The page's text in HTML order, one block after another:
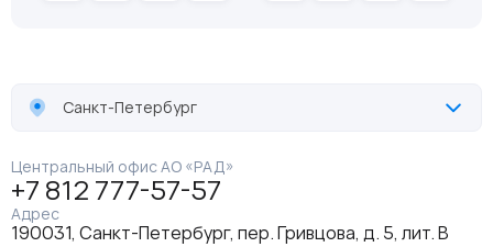
Санкт-Петербург
Центральный офис АО «РАД»
+7 812 777-57-57
Адрес
190031, Санкт-Петербург, пер. Гривцова, д. 5, лит. В